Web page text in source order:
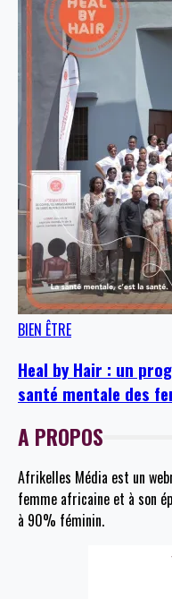
BIEN ÊTRE
Heal by Hair : un
santé mentale des
A PROPOS
Afrikelles Média est un
femme africaine et à son
à 90% féminin.